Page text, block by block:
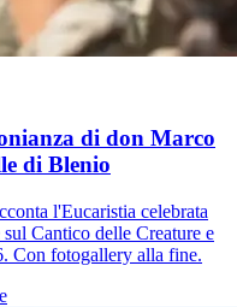
di don Marco
di Blenio
l'Eucaristia celebrata
Cantico delle Creature e
Con fotogallery alla fine.